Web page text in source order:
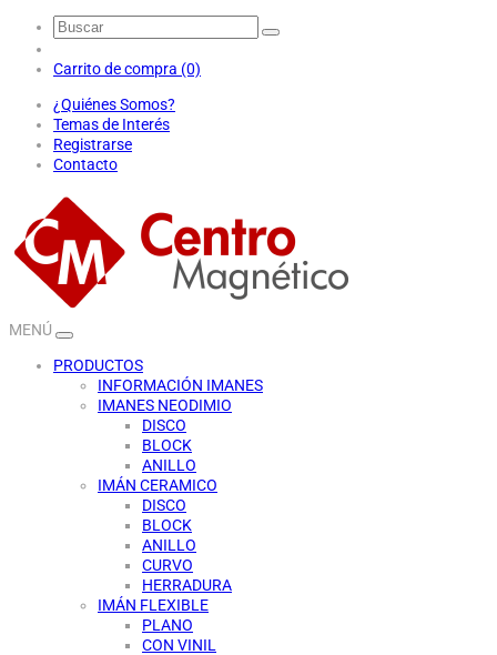
Carrito de compra (0)
¿Quiénes Somos?
Temas de Interés
Registrarse
Contacto
MENÚ
PRODUCTOS
INFORMACIÓN IMANES
IMANES NEODIMIO
DISCO
BLOCK
ANILLO
IMÁN CERAMICO
DISCO
BLOCK
ANILLO
CURVO
HERRADURA
IMÁN FLEXIBLE
PLANO
CON VINIL